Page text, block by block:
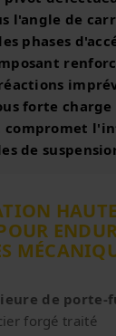
l'angle de
phases
forte charge
compromet
de
HAUTE
de porte-
forgé traité